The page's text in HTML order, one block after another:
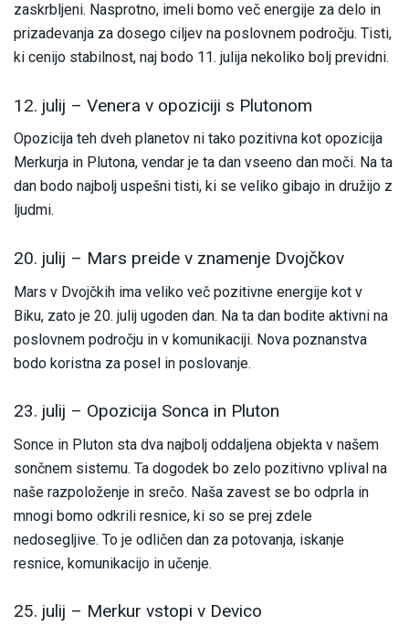
zaskrbljeni. Nasprotno, imeli bomo več energije za delo in
prizadevanja za dosego ciljev na poslovnem področju. Tisti,
ki cenijo stabilnost, naj bodo 11. julija nekoliko bolj previdni.
12. julij – Venera v opoziciji s Plutonom
Opozicija teh dveh planetov ni tako pozitivna kot opozicija
Merkurja in Plutona, vendar je ta dan vseeno dan moči. Na ta
dan bodo najbolj uspešni tisti, ki se veliko gibajo in družijo z
ljudmi.
20. julij – Mars preide v znamenje Dvojčkov
Mars v Dvojčkih ima veliko več pozitivne energije kot v
Biku, zato je 20. julij ugoden dan. Na ta dan bodite aktivni na
poslovnem področju in v komunikaciji. Nova poznanstva
bodo koristna za posel in poslovanje.
23. julij – Opozicija Sonca in Pluton
Sonce in Pluton sta dva najbolj oddaljena objekta v našem
sončnem sistemu. Ta dogodek bo zelo pozitivno vplival na
naše razpoloženje in srečo. Naša zavest se bo odprla in
mnogi bomo odkrili resnice, ki so se prej zdele
nedosegljive. To je odličen dan za potovanja, iskanje
resnice, komunikacijo in učenje.
25. julij – Merkur vstopi v Devico